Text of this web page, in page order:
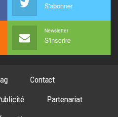
S'abonner
Newsletter
S'inscrire
Contact
Partenariat